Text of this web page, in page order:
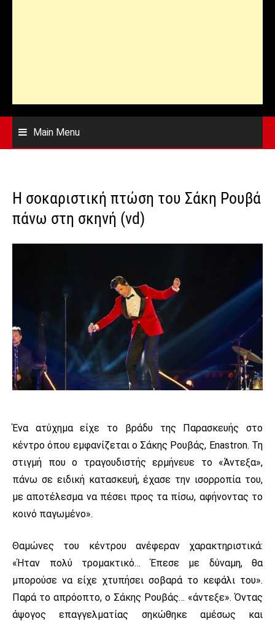
Main Menu
Η σοκαριστική πτώση του Σάκη Ρουβά
πάνω στη σκηνή (vd)
Ένα ατύχημα είχε το βράδυ της Παρασκευής στο
κέντρο όπου εμφανίζεται ο Σάκης Ρουβάς, Enastron. Τη
στιγμή που ο τραγουδιστής ερμήνευε το «Άντεξα»,
πάνω σε ειδική κατασκευή, έχασε την ισορροπία του,
με αποτέλεσμα να πέσει προς τα πίσω, αφήνοντας το
κοινό παγωμένο».
Θαμώνες του κέντρου ανέφεραν χαρακτηριστικά:
«Ήταν πολύ τρομακτικό… Έπεσε με δύναμη, θα
μπορούσε να είχε χτυπήσει σοβαρά το κεφάλι του».
Παρά το απρόοπτο, ο Σάκης Ρουβάς… «άντεξε». Όντας
άψογος επαγγελματίας σηκώθηκε αμέσως και